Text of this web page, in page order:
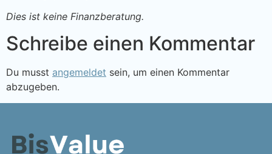
Dies ist keine Finanzberatung.
Schreibe einen Kommentar
Du musst angemeldet sein, um einen Kommentar
abzugeben.